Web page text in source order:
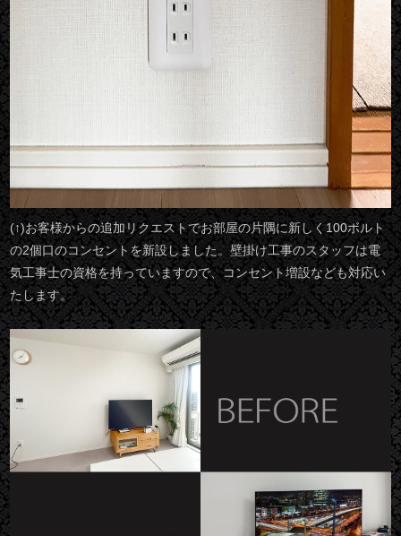
(↑)お客様からの追加リクエストでお部屋の片隅に新しく100ボルト
の2個口のコンセントを新設しました。壁掛け工事のスタッフは電
気工事士の資格を持っていますので、コンセント増設なども対応い
たします。